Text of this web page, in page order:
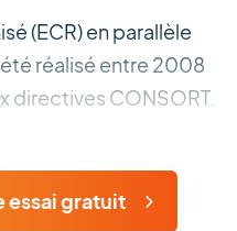
(ECR) en parallèle
réalisé entre 2008
directives CONSORT.
essai gratuit